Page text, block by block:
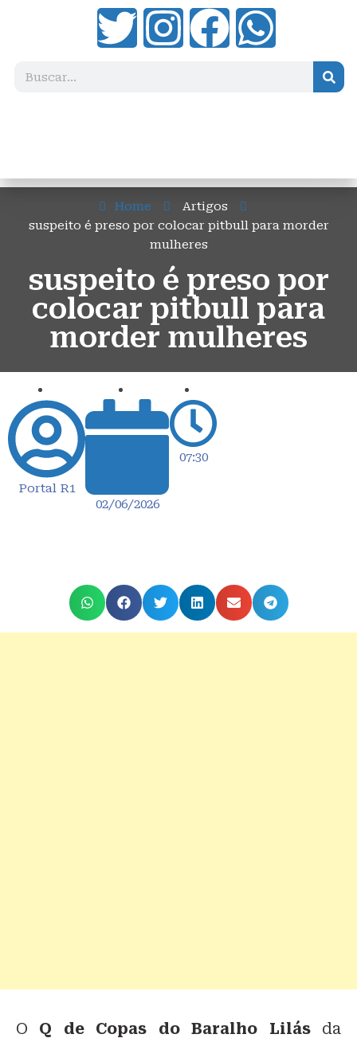
Home
Artigos
suspeito é preso por colocar pitbull para morder
mulheres
suspeito é preso por
colocar pitbull para
morder mulheres
Portal R1
02/06/2026
07:30
O Q de Copas do Baralho Lilásda